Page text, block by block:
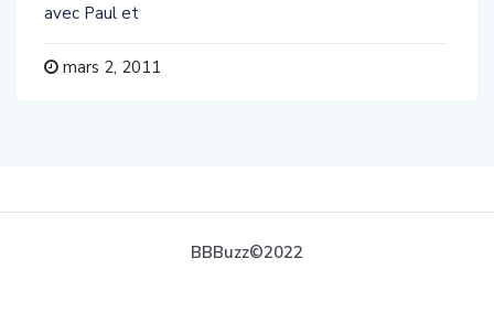
avec Paul et
mars 2, 2011
BBBuzz©2022